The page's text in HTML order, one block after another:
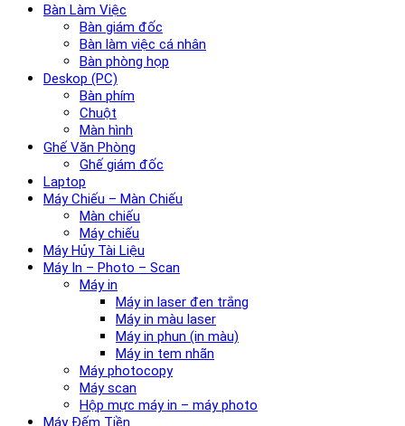
Bàn Làm Việc
Bàn giám đốc
Bàn làm việc cá nhân
Bàn phòng họp
Deskop (PC)
Bàn phím
Chuột
Màn hình
Ghế Văn Phòng
Ghế giám đốc
Laptop
Máy Chiếu – Màn Chiếu
Màn chiếu
Máy chiếu
Máy Hủy Tài Liệu
Máy In – Photo – Scan
Máy in
Máy in laser đen trắng
Máy in màu laser
Máy in phun (in màu)
Máy in tem nhãn
Máy photocopy
Máy scan
Hộp mực máy in – máy photo
Máy Đếm Tiền